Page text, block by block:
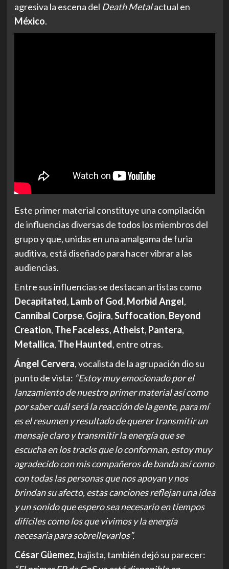
agresiva la escena del Death Metalactual en
México.
Este primer material constituye una compilación
de influencias diversas de todos los miembros del
grupo y que, unidas en una amalgama de furia
auditiva, está diseñado para hacer vibrar a las
audiencias.
Entre sus influencias se destacan artistas como
Decapitated, Lamb of God, MorbidAngel,
Cannibal Corpse, Gojira,Suffocation, Beyond
Creation, The Faceless,Atheist, Pantera,
Metallica, The Haunted, entre otras.
Ángel Cervera, vocalista de la agrupación dio su
punto de vista: “Estoy muy emocionado por el
lanzamiento de nuestro primer material así como
por saber cuál será la reacción de la gente, para mí
es el resumen y resultado de querer transmitir un
mensaje claro y transmitir la energía que se
escucha en los tracks que lo conforman, estoy muy
agradecido con mis compañeros de banda así como
con todas las personas que nos apoyan y nos
brindan su afecto, estas canciones reflejan una idea
y un sonido que espero sea necesario en tiempos
difíciles como los que vivimos y la energía
necesaria para sobrellevarlos”.
César Güemez, bajista, también dejó su parecer: